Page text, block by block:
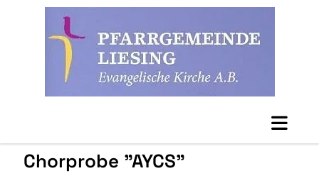
Chorprobe "AYCS"